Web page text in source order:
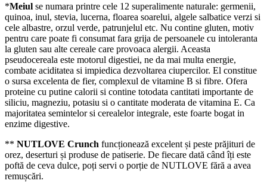
*Meiul se numara printre cele 12 superalimente naturale: germenii,
quinoa, inul, stevia, lucerna, floarea soarelui, algele salbatice verzi si
cele albastre, orzul verde, patrunjelul etc. Nu contine gluten, motiv
pentru care poate fi consumat fara grija de persoanele cu intoleranta
la gluten sau alte cereale care provoaca alergii. Aceasta
pseudocereala este motorul digestiei, ne da mai multa energie,
combate aciditatea si impiedica dezvoltarea ciupercilor. El constitue
o sursa excelenta de fier, complexul de vitamine B si fibre. Ofera
proteine cu putine calorii si contine totodata cantitati importante de
siliciu, magneziu, potasiu si o cantitate moderata de vitamina E. Ca
majoritatea semintelor si cerealelor integrale, este foarte bogat in
enzime digestive.
** NUTLOVE Crunch funcționează excelent și peste prăjituri de
orez, deserturi și produse de patiserie. De fiecare dată când îți este
poftă de ceva dulce, poți servi o porție de NUTLOVE fără a avea
remușcări.